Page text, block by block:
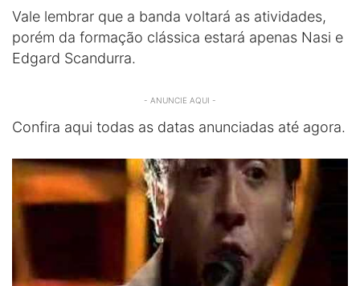
Vale lembrar que a banda voltará as atividades,
porém da formação clássica estará apenas Nasi e
Edgard Scandurra.
- ANUNCIE AQUI -
Confira aqui todas as datas anunciadas até agora.